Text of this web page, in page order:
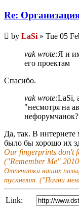
Re:
Unread
post
by LaSi » Tue 05
vak wrote:Я и
его проектам
Спасибо.
vak wrote:LaSi,
"несмотря на
нефорумчанок?
Да, так. В
было бы хорошо их
Our fingerprints don't
("Remember Me"
Отпечатки наших
тускнеют. ("Помни
Link: